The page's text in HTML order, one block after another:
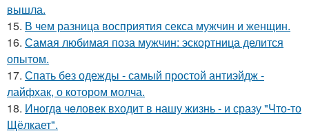
вышла.
15. В чем разница восприятия секса мужчин и женщин.
16. Самая любимая поза мужчин: эскортница делится
опытом.
17. Спать без одежды - самый простой антиэйдж -
лайфхак, о котором молча.
18. Инoгдa чeловек входит в нашу жизнь - и сразу "Что-то
Щёлкает".